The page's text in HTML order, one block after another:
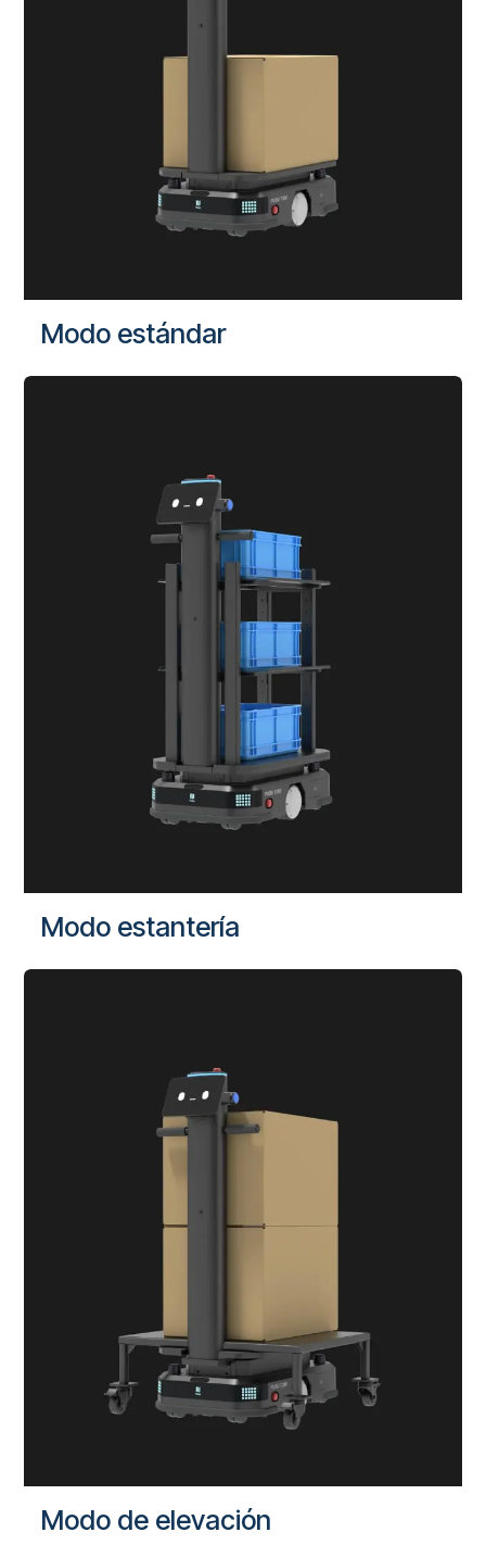
Modo estándar
Modo estantería
Modo de elevación